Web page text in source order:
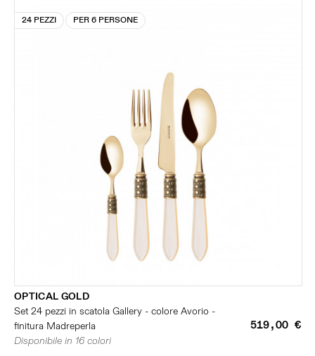
24 PEZZI PER 6 PERSONE
OPTICAL GOLD
Set 24 pezzi in scatola Gallery - colore Avorio -
finitura Madreperla
519,00 €
Disponibile in 16 colori